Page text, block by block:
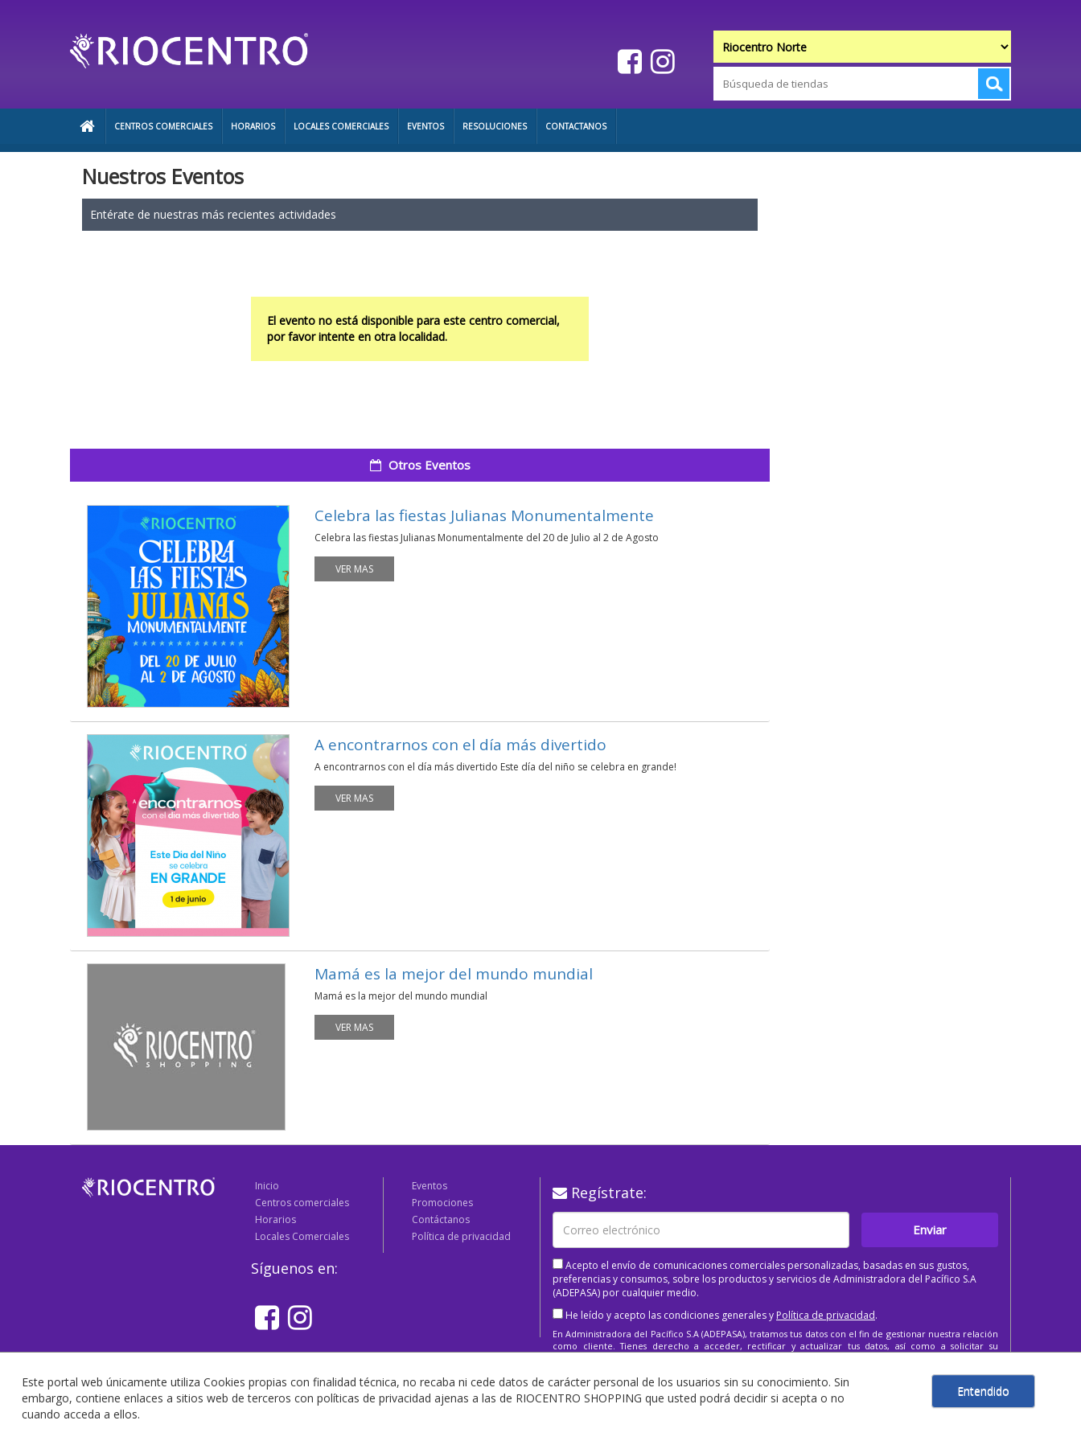
CENTROS COMERCIALES HORARIOS LOCALES COMERCIALES EVENTOS RESOLUCIONES CONTACTANOS
Nuestros Eventos
Entérate de nuestras más recientes actividades
El evento no está disponible para este centro comercial,
por favor intente en otra localidad.
Otros Eventos
Celebra las fiestas Julianas Monumentalmente
Celebra las fiestas Julianas Monumentalmente del 20 de Julio al 2 de Agosto
VER MAS
A encontrarnos con el día más divertido
A encontrarnos con el día más divertido Este día del niño se celebra en grande!
VER MAS
Mamá es la mejor del mundo mundial
Mamá es la mejor del mundo mundial
VER MAS
Inicio
Centros comerciales
Horarios
Locales Comerciales
Eventos
Promociones
Contáctanos
Política de privacidad
Síguenos en:
Regístrate:
Enviar
Acepto el envío de comunicaciones comerciales personalizadas, basadas en sus gustos,
preferencias y consumos, sobre los productos y servicios de Administradora del Pacífico S.A
(ADEPASA) por cualquier medio.
He leído y acepto las condiciones generales y Política de privacidad.
En Administradora del Pacífico S.A (ADEPASA), tratamos tus datos con el fin de gestionar nuestra relación
como cliente. Tienes derecho a acceder, rectificar y actualizar tus datos, así como a solicitar su
Este portal web únicamente utiliza Cookies propias con finalidad técnica, no recaba ni cede datos de carácter personal de los usuarios sin su conocimiento. Sin
embargo, contiene enlaces a sitios web de terceros con políticas de privacidad ajenas a las de RIOCENTRO SHOPPING que usted podrá decidir si acepta o no
cuando acceda a ellos.
Entendido